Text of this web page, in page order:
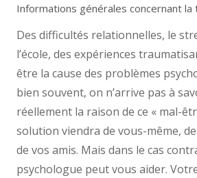
Informations générales concernant la
Des difficultés relationnelles, le
l’école, des expériences
être la cause des problèmes
bien souvent, on n’arrive pas à
réellement la raison de ce « mal-
solution viendra de vous-même,
de vos amis. Mais dans le cas
psychologue peut vous aider.